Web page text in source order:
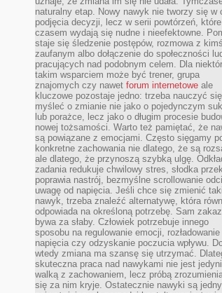
naturalny etap. Nowy nawyk nie tworzy się w
podjęcia decyzji, lecz w serii powtórzeń, które
czasem wydają się nudne i nieefektowne.
staje się śledzenie postępów, rozmowa z kimś
zaufanym albo dołączenie do społeczności
pracujących nad podobnym celem. Dla
takim wsparciem może być trener, grupa
znajomych czy nawet forum internetowe ale
kluczowe pozostaje jedno: trzeba nauczyć się
myśleć o zmianie nie jako o pojedynczym
lub porażce, lecz jako o długim procesie
nowej tożsamości. Warto też pamiętać, że
są powiązane z emocjami. Często sięgamy
konkretne zachowania nie dlatego, że są
ale dlatego, że przynoszą szybką ulgę.
zadania redukuje chwilowy stres, słodka
poprawia nastrój, bezmyślne scrollowanie
uwagę od napięcia. Jeśli chce się zmienić taki
nawyk, trzeba znaleźć alternatywę, która
odpowiada na określoną potrzebę. Sam zakaz
bywa za słaby. Człowiek potrzebuje innego
sposobu na regulowanie emocji, rozładowanie
napięcia czy odzyskanie poczucia wpływu.
wtedy zmiana ma szansę się utrzymać.
skuteczna praca nad nawykami nie jest
walką z zachowaniem, lecz próbą
się za nim kryje. Ostatecznie nawyki są